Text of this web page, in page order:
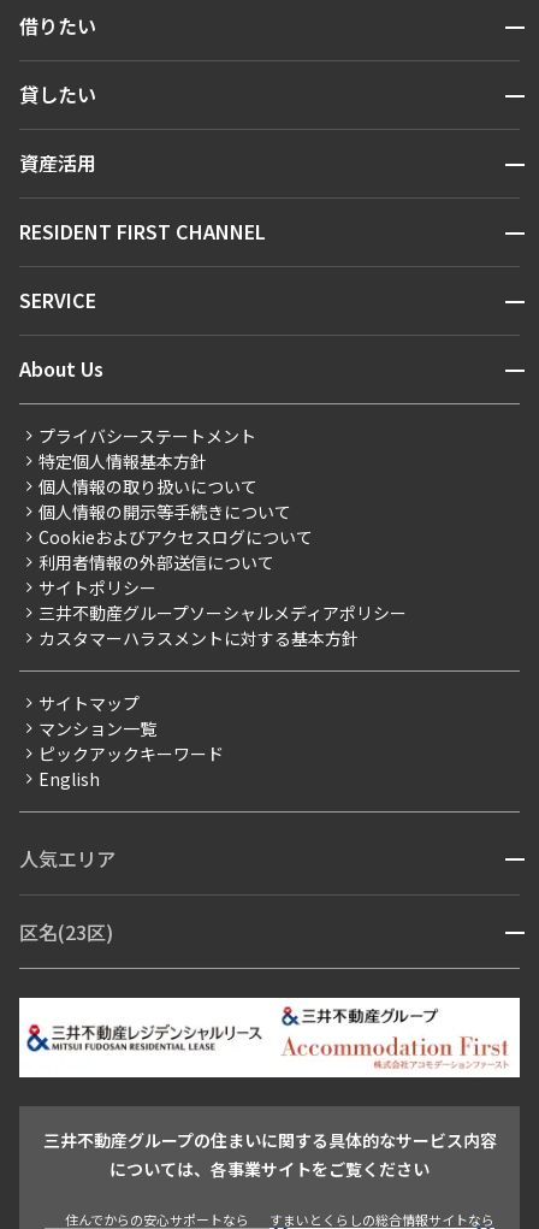
借りたい 開閉
人気エリアから探す
新着情報から探す
新着募集情報
こだわりから探す
こだわり一覧
プレミアムマンション
新築
当社限定（港区・渋谷区）
当社限定（港区・渋谷区以外）
三井不動産企画
賃料改定
フリーレント
ペット可
ブランドマンション
貸したい 開閉
お問い合わせ
資産活用 開閉
お問い合わせ
RESIDENT FIRST CHANNEL 開閉
マンションレポート
住まいのコラム
SERVICE 開閉
会員ページ
ご入居・提携サービス
お部屋探しからご契約まで
よくあるご質問
社宅紹介
【仲介会社様向け】当社仲介事業部取り扱い物件入居申込
About Us 開閉
会社情報
事業案内
採用情報
ニュースリリース
お問い合わせ
プライバシーステートメント
特定個人情報基本方針
個人情報の取り扱いについて
個人情報の開示等手続きについて
Cookieおよびアクセスログについて
利用者情報の外部送信について
サイトポリシー
三井不動産グループソーシャルメディアポリシー
カスタマーハラスメントに対する基本方針
サイトマップ
マンション一覧
ピックアックキーワード
English
人気エリア 開閉
青山・表参道・原宿
市ヶ谷・神楽坂・飯田橋
三田・芝・浜松町
芝浦・汐留・品川
月島・勝どき・豊洲
本郷・春日・小石川
新宿・代々木
目白・高田馬場・早稲田
中野・荻窪
池尻大橋・三軒茶屋
祐天寺・学芸大学・自由が丘
駒沢・用賀・二子玉川
成城・砧
池袋・板橋・王子
戸越・大井・蒲田
区名(23区) 開閉
江東区 台東区 墨田区
中野区
豊島区
杉並区 板橋区 練馬区 荒川区
足立区
三井不動産グループの住まいに関する具体的なサービス内容
については、各事業サイトをご覧ください
住んでからの安心サポートなら すまいとくらしの総合情報サイトなら